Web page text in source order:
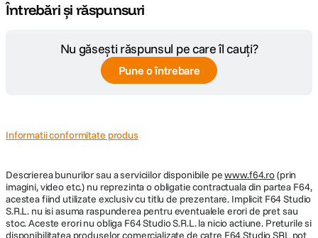
Întrebări și răspunsuri
Nu găsești răspunsul pe care îl cauți?
Pune o întrebare
Informatii conformitate produs
Descrierea bunurilor sau a serviciilor disponibile pewww.f64.ro(prin
imagini, video etc.) nu reprezinta o obligatie contractuala din partea F64,
acestea fiind utilizate exclusiv cu titlu de prezentare. Implicit F64 Studio
S.R.L. nu isi asuma raspunderea pentru eventualele erori de pret sau
stoc. Aceste erori nu obliga F64 Studio S.R.L. la nicio actiune. Preturile si
disponibilitatea produselor comercializate de catre F64 Studio SRL pot